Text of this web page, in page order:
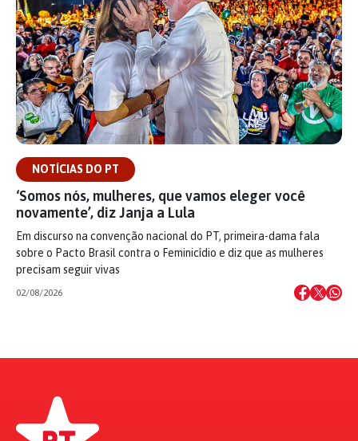
NOTÍCIAS DO PT
‘Somos nós, mulheres, que vamos eleger você
novamente’, diz Janja a Lula
Em discurso na convenção nacional do PT, primeira-dama fala
sobre o Pacto Brasil contra o Feminicídio e diz que as mulheres
precisam seguir vivas
02/08/2026